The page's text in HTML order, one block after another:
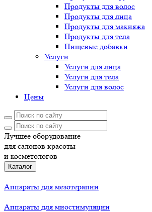
Продукты для волос
Продукты для лица
Продукты для макияжа
Продукты для тела
Пищевые добавки
Услуги
Услуги для лица
Услуги для тела
Услуги для волос
Цены
Лучшее оборудование
для салонов красоты
и косметологов
Каталог
Аппараты для мезотерапии
Аппараты для миостимуляции